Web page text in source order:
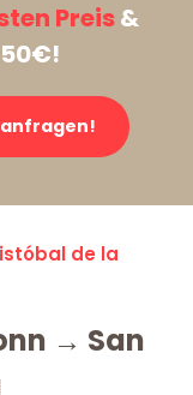
Preis&
de la
→ San